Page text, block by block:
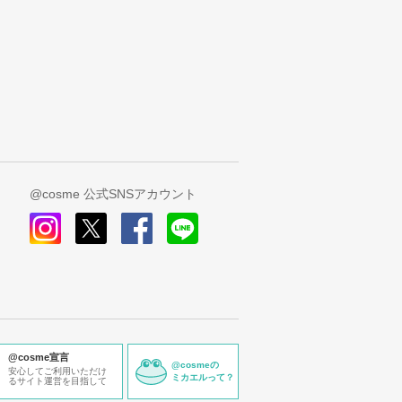
@cosme 公式SNSアカウント
@cosme宣言
安心してご利用いただけ
るサイト運営を目指して
@cosmeの
ミカエルって？